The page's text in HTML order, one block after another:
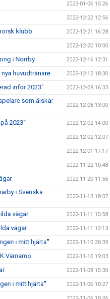
2023-01-06 15:26
2022-12-22 12:56
klubb 2022-12-21 16:28
2022-12-20 10:00
i Norrby 2022-12-16 12:31
huvudtränare 2022-12-12 18:30
inför 2023" 2022-12-09 16:33
som älskar
2022-12-08 13:00
2023” 2022-12-02 14:00
2022-12-02 12:07
2022-12-01 17:17
2022-11-22 10:48
2022-11-20 11:56
i Svenska
2022-11-13 18:07
vägar 2022-11-11 15:58
vägar 2022-11-11 12:13
i mitt hjärta" 2022-11-10 20:39
Värnamo 2022-11-10 19:03
2022-11-08 15:30
i mitt hjärta" 2022-11-06 10:27